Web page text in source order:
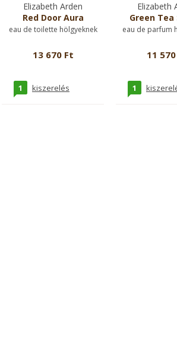
Elizabeth Arden
Red Door Aura
eau de toilette hölgyeknek
13 670 Ft
1 kiszerelés
Elizabeth
Green Tea
eau de parfum
11
1